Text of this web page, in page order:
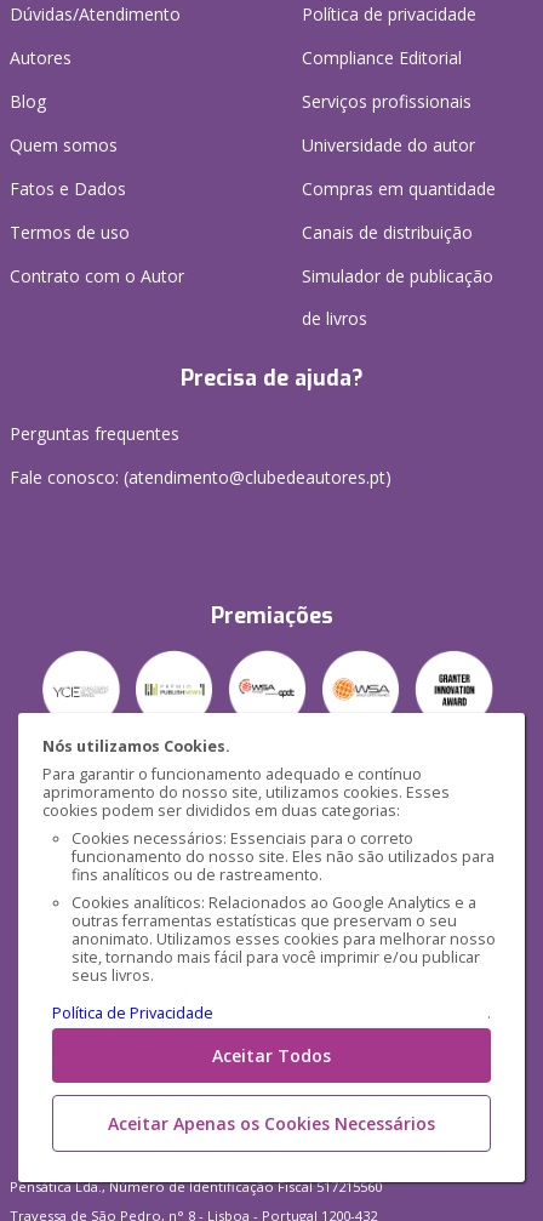
Nós utilizamos Cookies.
Para garantir o funcionamento adequado e contínuo
aprimoramento do nosso site, utilizamos cookies. Esses
cookies podem ser divididos em duas categorias:
Cookies necessários: Essenciais para o correto
funcionamento do nosso site. Eles não são utilizados para
fins analíticos ou de rastreamento.
Cookies analíticos: Relacionados ao Google Analytics e a
outras ferramentas estatísticas que preservam o seu
anonimato. Utilizamos esses cookies para melhorar nosso
site, tornando mais fácil para você imprimir e/ou publicar
seus livros.
Política de Privacidade
.
Aceitar Todos
Aceitar Apenas os Cookies Necessários
Dúvidas/Atendimento
Autores
Blog
Quem somos
Fatos e Dados
Termos de uso
Contrato com o Autor
Política de privacidade
Compliance Editorial
Serviços profissionais
Universidade do autor
Compras em quantidade
Canais de distribuição
Simulador de publicação
de livros
Precisa de ajuda?
Perguntas frequentes
Fale conosco: (atendimento@clubedeautores.pt)
Premiações
Segurança
Mídias Sociais
Pensática Lda., Número de Identificação Fiscal 517215560
Travessa de São Pedro, n° 8 - Lisboa - Portugal 1200-432